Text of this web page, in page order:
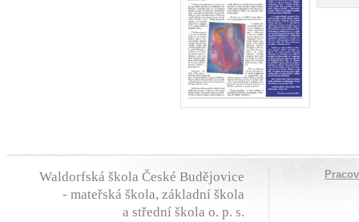
Waldorfská škola České Budějovice
- mateřská škola, základní škola
a střední škola o. p. s.